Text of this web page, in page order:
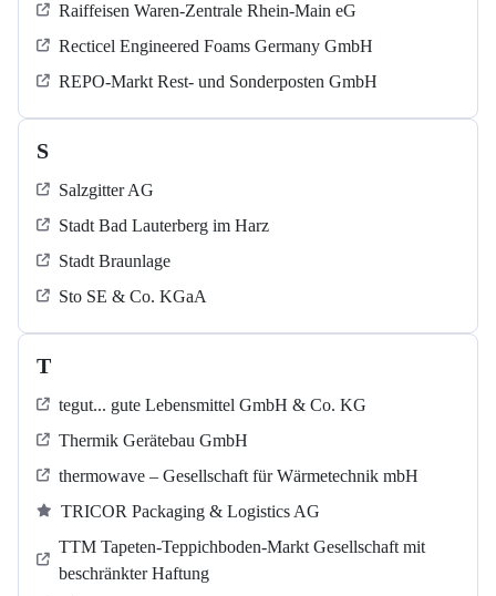
Raiffeisen Waren-Zentrale Rhein-Main eG
Recticel Engineered Foams Germany GmbH
REPO-Markt Rest- und Sonderposten GmbH
S
Salzgitter AG
Stadt Bad Lauterberg im Harz
Stadt Braunlage
Sto SE & Co. KGaA
T
tegut... gute Lebensmittel GmbH & Co. KG
Thermik Gerätebau GmbH
thermowave – Gesellschaft für Wärmetechnik mbH
TRICOR Packaging & Logistics AG
TTM Tapeten-Teppichboden-Markt Gesellschaft mit
beschränkter Haftung